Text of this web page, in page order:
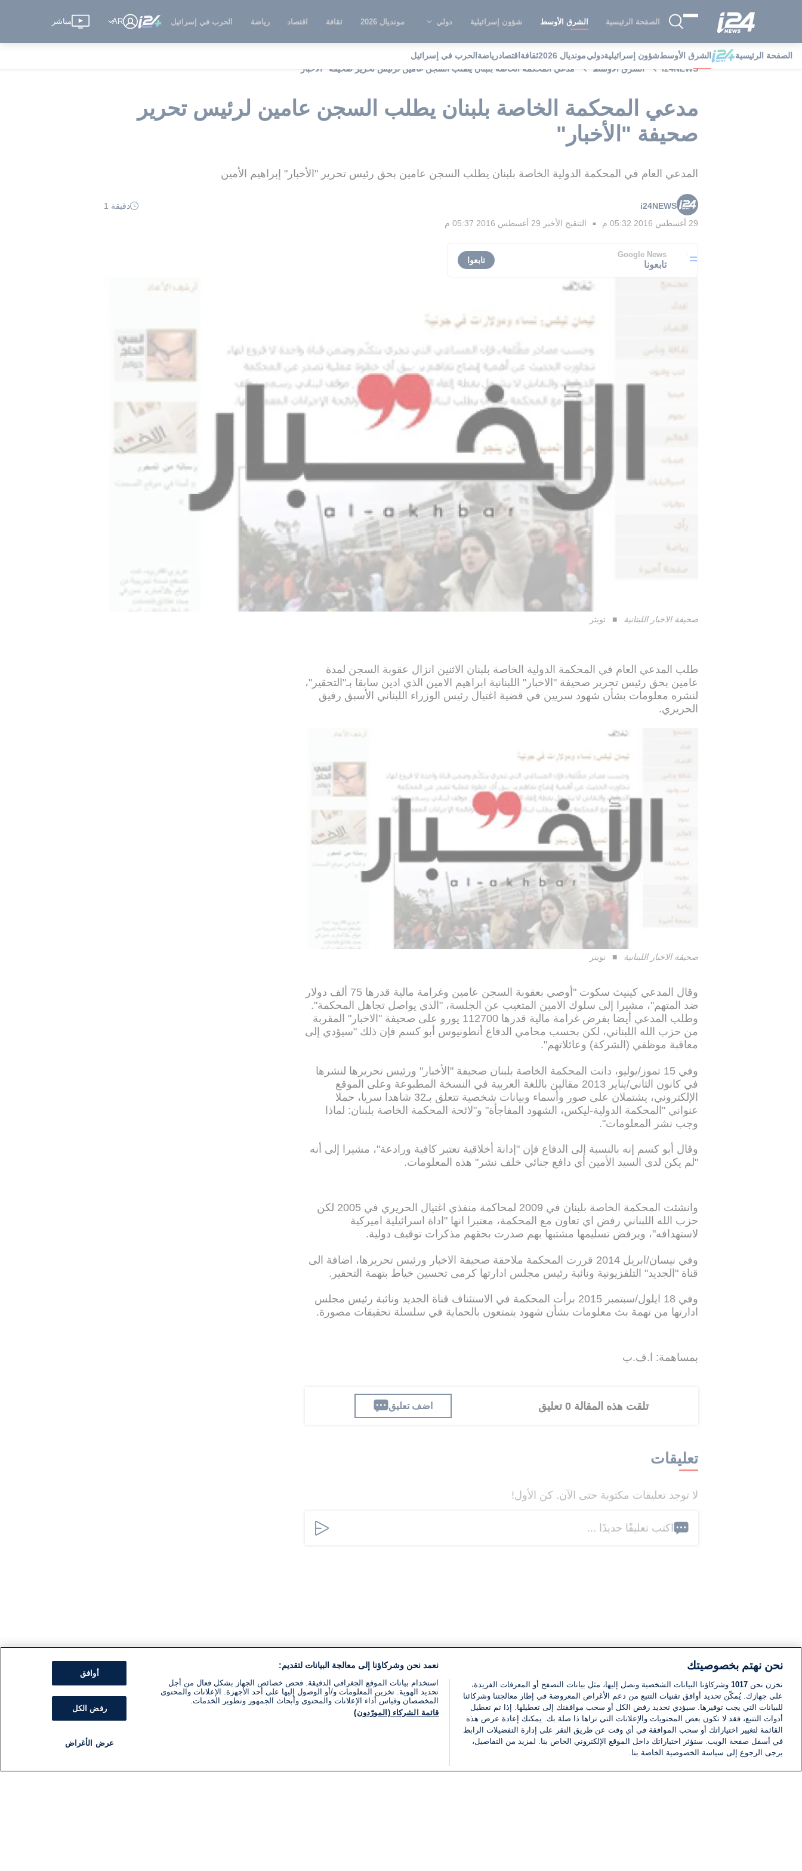
الصفحة الرئيسية الشرق الأوسط شؤون إسرائيلية دولي مونديال 2026 ثقافة اقتصاد رياضة الحرب في إسرائيل AR مباشر
الصفحة الرئيسية الشرق الأوسطشؤون إسرائيليةدوليمونديال 2026 ثقافة اقتصادرياضة الحرب في إسرائيل
i24NEWS
الشرق الأوسط مدعي المحكمة الخاصة بلبنان يطلب السجن عامين لرئيس تحرير صحيفة "الأخبار"
مدعي المحكمة الخاصة بلبنان يطلب السجن عامين لرئيس تحرير
صحيفة "الأخبار"
المدعي العام في المحكمة الدولية الخاصة بلبنان يطلب السجن عامين بحق رئيس تحرير "الأخبار" إبراهيم الأمين
i24NEWS
دقيقة 1
29 أغسطس 2016 05:32 م
■ التنقيح الأخير 29 أغسطس 2016 05:37 م
Google News
تابعونا تابعوا
صحيفة الاخبار اللبنانية تويتر
طلب المدعي العام في المحكمة الدولية الخاصة بلبنان الاثنين انزال عقوبة السجن لمدة
عامين بحق رئيس تحرير صحيفة "الاخبار" اللبنانية ابراهيم الامين الذي ادين سابقا بـ"التحقير"،
لنشره معلومات بشأن شهود سريين في قضية اغتيال رئيس الوزراء اللبناني الأسبق رفيق
الحريري.
صحيفة الاخبار اللبنانية تويتر
وقال المدعي كينيث سكوت "أوصي بعقوبة السجن عامين وغرامة مالية قدرها 75 ألف دولار
ضد المتهم"، مشيرا إلى سلوك الامين المتغيب عن الجلسة، "الذي يواصل تجاهل المحكمة".
وطلب المدعي أيضا بفرض غرامة مالية قدرها 112700 يورو على صحيفة "الاخبار" المقربة
من حزب الله اللبناني، لكن بحسب محامي الدفاع أنطونيوس أبو كسم فإن ذلك "سيؤدي إلى
معاقبة موظفي (الشركة) وعائلاتهم".
وفي 15 تموز/يوليو، دانت المحكمة الخاصة بلبنان صحيفة "الأخبار" ورئيس تحريرها لنشرها
في كانون الثاني/يناير 2013 مقالين باللغة العربية في النسخة المطبوعة وعلى الموقع
الإلكتروني، يشتملان على صور وأسماء وبيانات شخصية تتعلق بـ32 شاهدا سريا، حملا
عنواني "المحكمة الدولية-ليكس، الشهود المفاجأة" و"لائحة المحكمة الخاصة بلبنان: لماذا
وجب نشر المعلومات".
وقال أبو كسم إنه بالنسبة إلى الدفاع فإن "إدانة أخلاقية تعتبر كافية ورادعة"، مشيرا إلى أنه
"لم يكن لدى السيد الأمين أي دافع جنائي خلف نشر" هذه المعلومات.
وانشئت المحكمة الخاصة بلبنان في 2009 لمحاكمة منفذي اغتيال الحريري في 2005 لكن
حزب الله اللبناني رفض اي تعاون مع المحكمة، معتبرا انها "اداة اسرائيلية اميركية
لاستهدافه"، ويرفض تسليمها مشتبها بهم صدرت بحقهم مذكرات توقيف دولية.
وفي نيسان/ابريل 2014 قررت المحكمة ملاحقة صحيفة الاخبار ورئيس تحريرها، اضافة الى
قناة "الجديد" التلفزيونية ونائبة رئيس مجلس ادارتها كرمى تحسين خياط بتهمة التحقير.
وفي 18 ايلول/سبتمبر 2015 برأت المحكمة في الاستئناف قناة الجديد ونائبة رئيس مجلس
ادارتها من تهمة بث معلومات بشأن شهود يتمتعون بالحماية في سلسلة تحقيقات مصورة.
بمساهمة: ا.ف.ب
تلقت هذه المقالة 0 تعليق اضف تعليق
تعليقات
لا توجد تعليقات مكتوبة حتى الآن. كن الأول!
اكتب تعليقًا جديدًا ...
نحن نهتم بخصوصيتك
نخزن نحن 1017 وشركاؤنا البيانات الشخصية ونصل إليها، مثل بيانات التصفح أو المعرفات الفريدة،
على جهازك. يُمكّن تحديد أوافق تقنيات التتبع من دعم الأغراض المعروضة في إطار معالجتنا وشركائنا
للبيانات التي يجب توفيرها. سيؤدي تحديد رفض الكل أو سحب موافقتك إلى تعطيلها. إذا تم تعطيل
أدوات التتبع، فقد لا تكون بعض المحتويات والإعلانات التي تراها ذا صلة بك. يمكنك إعادة عرض هذه
القائمة لتغيير اختياراتك أو سحب الموافقة في أي وقت عن طريق النقر على إدارة التفضيلات الرابط
في أسفل صفحة الويب. ستؤثر اختياراتك داخل الموقع الإلكتروني الخاص بنا. لمزيد من التفاصيل،
يرجى الرجوع إلى سياسة الخصوصية الخاصة بنا.
نعمد نحن وشركاؤنا إلى معالجة البيانات لتقديم:
استخدام بيانات الموقع الجغرافي الدقيقة. فحص خصائص الجهاز بشكل فعال من أجل
تحديد الهوية. تخزين المعلومات و/أو الوصول إليها على أحد الأجهزة. الإعلانات والمحتوى
المخصصان وقياس أداء الإعلانات والمحتوى وأبحاث الجمهور وتطوير الخدمات.
قائمة الشركاء (المورّدون)
أوافق
رفض الكل
عرض الأغراض